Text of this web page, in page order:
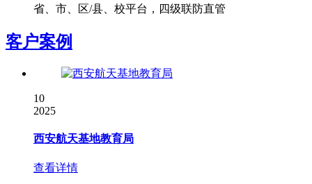
省、市、区/县、校平台，四级联防直管
客户案例
10
2025
西安航天基地教育局
查看详情